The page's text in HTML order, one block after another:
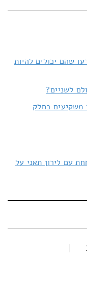
שהם יכולים להיות
לשניים?
משקיעים בחלק
עם לירון תאני על